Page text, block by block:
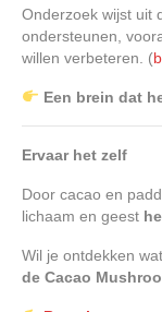
Onderzoek wijst uit
ondersteunen,
willen verbeteren. (
Een brein dat
Ervaar het zelf
Door cacao en
lichaam en geest
Wil je ontdekken
de Cacao